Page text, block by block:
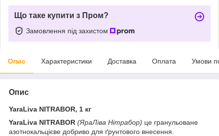
Що таке купити з Пром?
Замовлення під захистом
Опис Характеристики Доставка Оплата Умови
Опис
YaraLiva NITRABOR, 1 кг
YaraLiva NITRABOR (ЯраЛіва Нітрабор) це гранульоване
азотнокальцієве добриво для ґрунтового внесення.